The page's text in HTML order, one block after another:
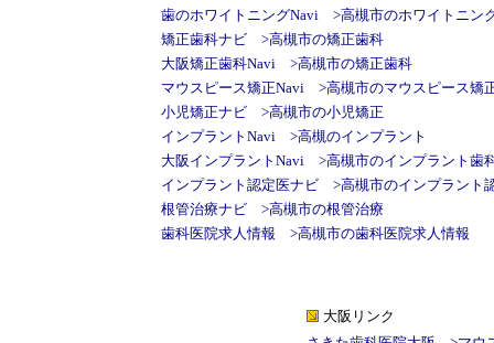
歯のホワイトニングNavi >高槻市のホワイトニン
矯正歯科ナビ >高槻市の矯正歯科
大阪矯正歯科Navi >高槻市の矯正歯科
マウスピース矯正Navi >高槻市のマウスピース矯
小児矯正ナビ >高槻市の小児矯正
インプラントNavi >高槻のインプラント
大阪インプラントNavi >高槻市のインプラント歯
インプラント認定医ナビ >高槻市のインプラント
根管治療ナビ >高槻市の根管治療
歯科医院求人情報 >高槻市の歯科医院求人情報
大阪リンク